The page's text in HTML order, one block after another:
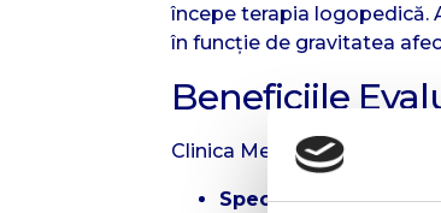
începe terapia logopedică.
în funcție de gravitatea
Beneficiile
Clinica Medicus oferă un
Specialiști